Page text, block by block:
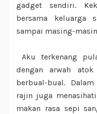
gadget sendiri.
bersama keluarga
sampai masing-
Aku terkenang
dengan arwah
berbual-bual.
rajin juga
makan rasa sepi